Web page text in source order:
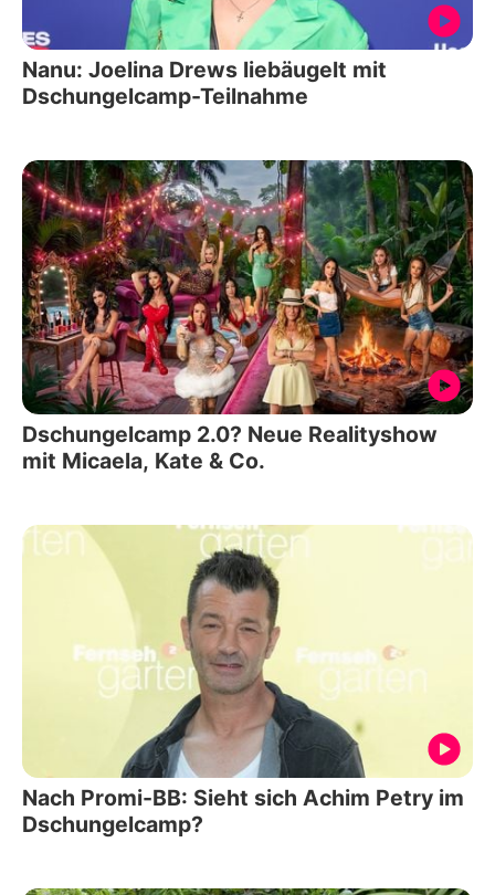
Nanu: Joelina Drews liebäugelt mit
Dschungelcamp-Teilnahme
Dschungelcamp 2.0? Neue Realityshow
mit Micaela, Kate & Co.
Nach Promi-BB: Sieht sich Achim Petry im
Dschungelcamp?